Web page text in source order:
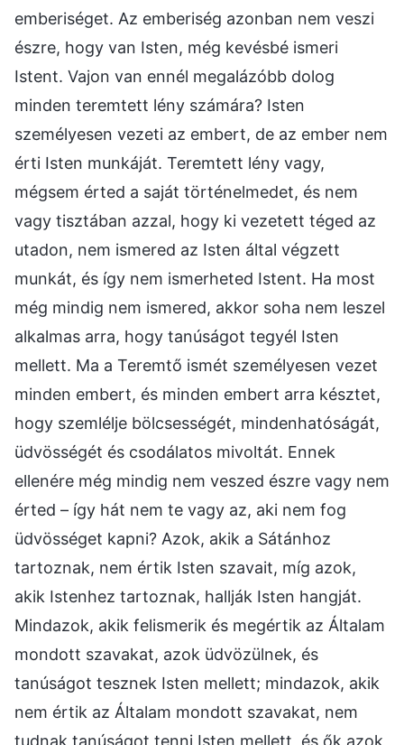
emberiséget. Az emberiség azonban nem veszi
észre, hogy van Isten, még kevésbé ismeri
Istent. Vajon van ennél megalázóbb dolog
minden teremtett lény számára? Isten
személyesen vezeti az embert, de az ember nem
érti Isten munkáját. Teremtett lény vagy,
mégsem érted a saját történelmedet, és nem
vagy tisztában azzal, hogy ki vezetett téged az
utadon, nem ismered az Isten által végzett
munkát, és így nem ismerheted Istent. Ha most
még mindig nem ismered, akkor soha nem leszel
alkalmas arra, hogy tanúságot tegyél Isten
mellett. Ma a Teremtő ismét személyesen vezet
minden embert, és minden embert arra késztet,
hogy szemlélje bölcsességét, mindenhatóságát,
üdvösségét és csodálatos mivoltát. Ennek
ellenére még mindig nem veszed észre vagy nem
érted – így hát nem te vagy az, aki nem fog
üdvösséget kapni? Azok, akik a Sátánhoz
tartoznak, nem értik Isten szavait, míg azok,
akik Istenhez tartoznak, hallják Isten hangját.
Mindazok, akik felismerik és megértik az Általam
mondott szavakat, azok üdvözülnek, és
tanúságot tesznek Isten mellett; mindazok, akik
nem értik az Általam mondott szavakat, nem
tudnak tanúságot tenni Isten mellett, és ők azok,